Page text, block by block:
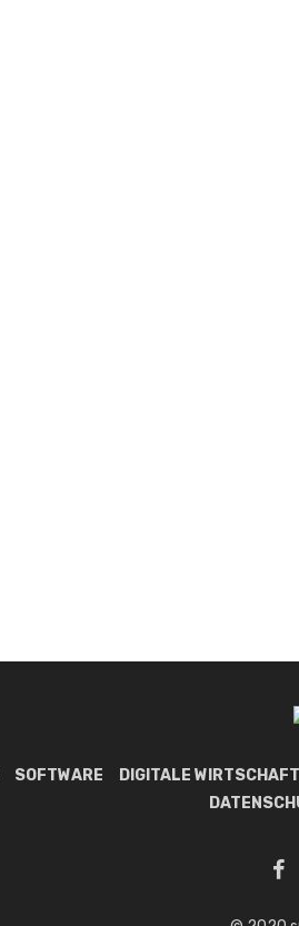
SOFTWARE DIGITALE WIRTSCHAFT